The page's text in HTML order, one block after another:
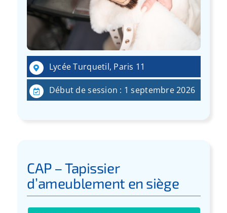
Lycée Turquetil, Paris 11
Début de session : 1 septembre 2026
CAP – Tapissier
d’ameublement en siège